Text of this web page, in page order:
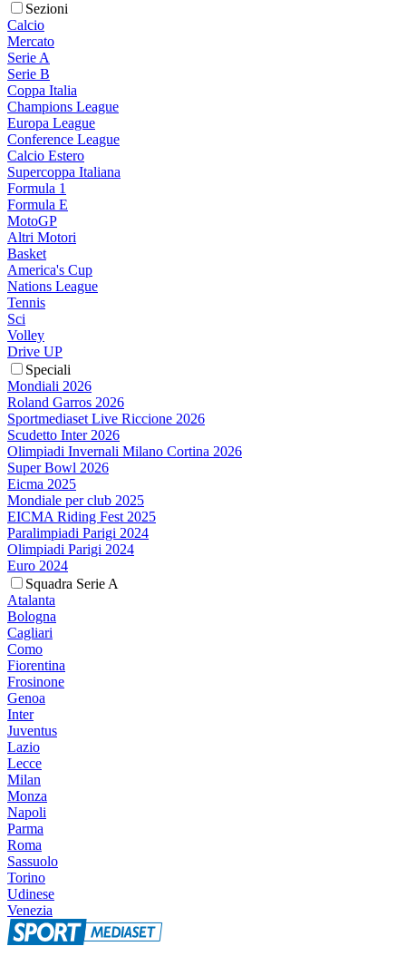
Sezioni
Calcio
Mercato
Serie A
Serie B
Coppa Italia
Champions League
Europa League
Conference League
Calcio Estero
Supercoppa Italiana
Formula 1
Formula E
MotoGP
Altri Motori
Basket
America's Cup
Nations League
Tennis
Sci
Volley
Drive UP
Speciali
Mondiali 2026
Roland Garros 2026
Sportmediaset Live Riccione 2026
Scudetto Inter 2026
Olimpiadi Invernali Milano Cortina 2026
Super Bowl 2026
Eicma 2025
Mondiale per club 2025
EICMA Riding Fest 2025
Paralimpiadi Parigi 2024
Olimpiadi Parigi 2024
Euro 2024
Squadra Serie A
Atalanta
Bologna
Cagliari
Como
Fiorentina
Frosinone
Genoa
Inter
Juventus
Lazio
Lecce
Milan
Monza
Napoli
Parma
Roma
Sassuolo
Torino
Udinese
Venezia